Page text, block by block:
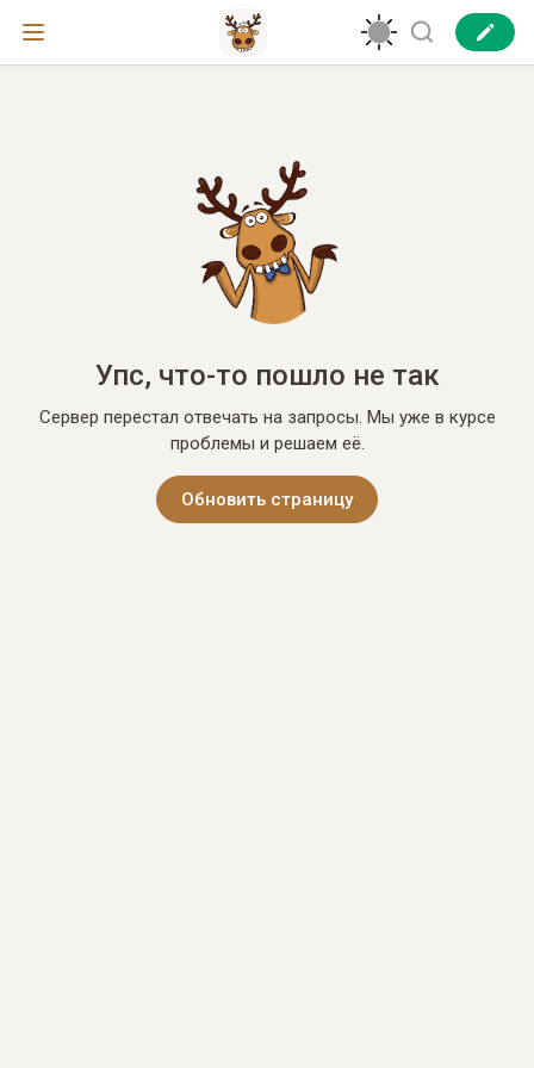
Упс, что-то пошло не так
Сервер перестал отвечать на запросы. Мы уже в курсе
проблемы и решаем её.
Обновить страницу